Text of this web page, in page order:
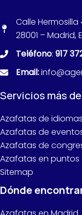
Calle Hermosilla
28001 – Madrid,
Teléfono: 917
Email:
Servicios más
Azafatas de idiomas
Azafatas de
Azafatas de
Azafatas en
Sitemap
Dónde